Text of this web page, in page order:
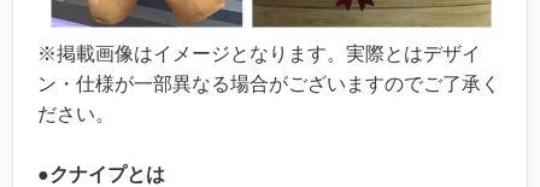
※掲載画像はイメージとなります。実際とはデザイ
ン・仕様が一部異なる場合がございますのでご了承く
ださい。
●クナイプとは